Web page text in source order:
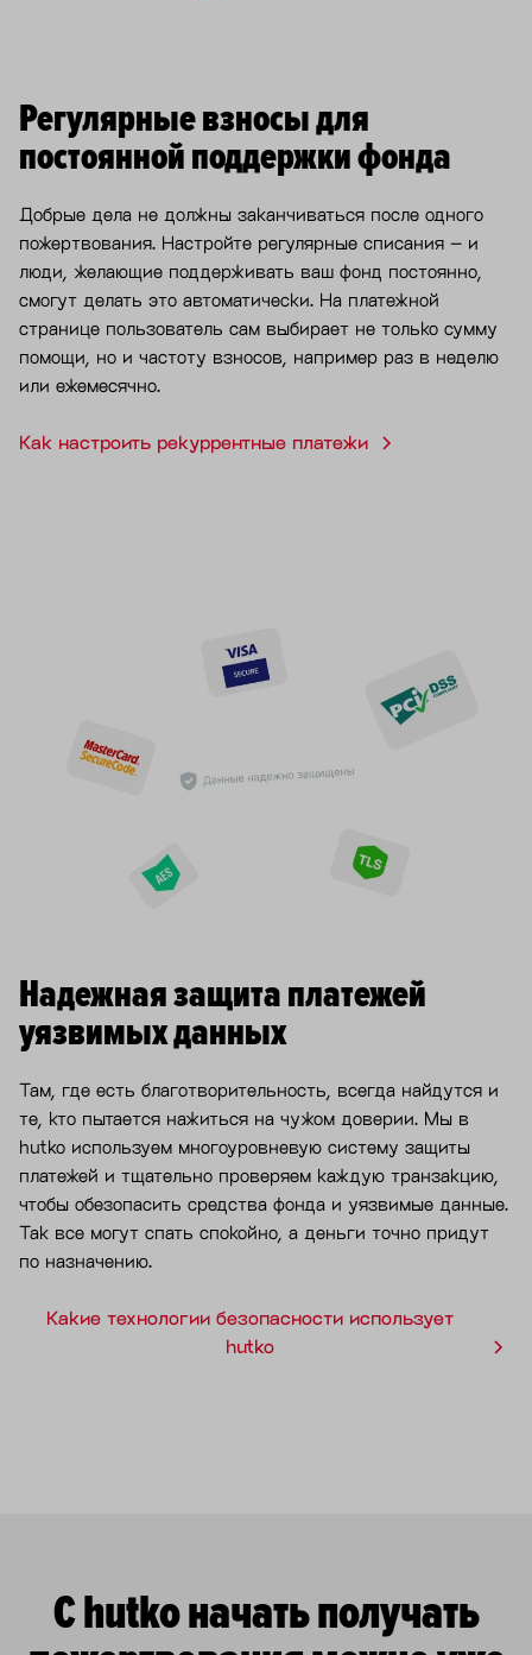
Регулярные взносы для
постоянной поддержки фонда
Добрые дела не должны заканчиваться после одного
пожертвования. Настройте регулярные списания – и
люди, желающие поддерживать ваш фонд постоянно,
смогут делать это автоматически. На платежной
странице пользователь сам выбирает не только сумму
помощи, но и частоту взносов, например раз в неделю
или ежемесячно.
Как настроить рекуррентные платежи
Надежная защита платежей
уязвимых данных
Там, где есть благотворительность, всегда найдутся и
те, кто пытается нажиться на чужом доверии. Мы в
hutko используем многоуровневую систему защиты
платежей и тщательно проверяем каждую транзакцию,
чтобы обезопасить средства фонда и уязвимые данные.
Так все могут спать спокойно, а деньги точно придут
по назначению.
Какие технологии безопасности использует
hutko
С hutko начать получать